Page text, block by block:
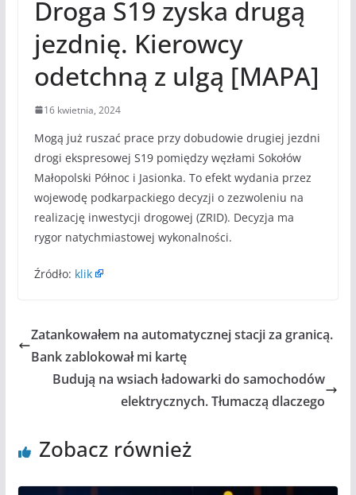
Droga S19 zyska drugą
jezdnię. Kierowcy
odetchną z ulgą [MAPA]
16 kwietnia, 2024
Mogą już ruszać prace przy dobudowie drugiej jezdni
drogi ekspresowej S19 pomiędzy węzłami Sokołów
Małopolski Północ i Jasionka. To efekt wydania przez
wojewodę podkarpackiego decyzji o zezwoleniu na
realizację inwestycji drogowej (ZRID). Decyzja ma
rygor natychmiastowej wykonalności.
Źródło: klik
Zatankowałem na automatycznej stacji za granicą.
Bank zablokował mi kartę
Budują na wsiach ładowarki do samochodów
elektrycznych. Tłumaczą dlaczego
Zobacz również